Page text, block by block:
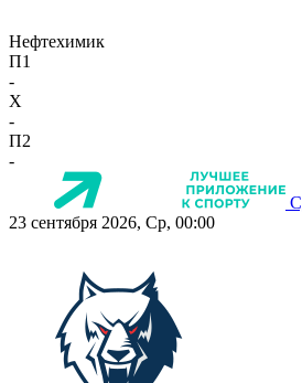
Нефтехимик
П1
-
X
-
П2
-
23 сентября 2026, Ср, 00:00